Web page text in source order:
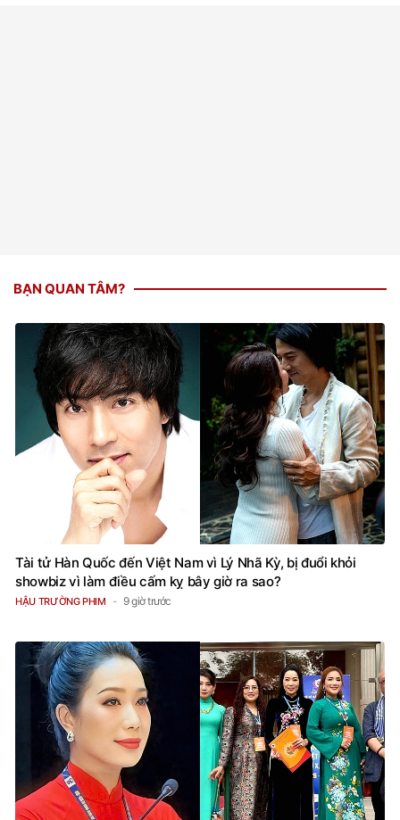
BẠN QUAN TÂM?
Tài tử Hàn Quốc đến Việt Nam vì Lý Nhã Kỳ, bị đuổi khỏi
showbiz vì làm điều cấm kỵ bây giờ ra sao?
HẬU TRƯỜNG PHIM 9 giờ trước